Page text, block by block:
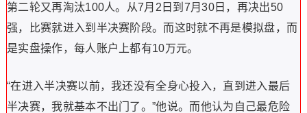
第二轮又再淘汰100人。从7月2日到7月30日，再决出50
强，比赛就进入到半决赛阶段。而这时就不再是模拟盘，而
是实盘操作，每人账户上都有10万元。
“在进入半决赛以前，我还没有全身心投入，直到进入最后
半决赛，我就基本不出门了。”他说。而他认为自己最危险